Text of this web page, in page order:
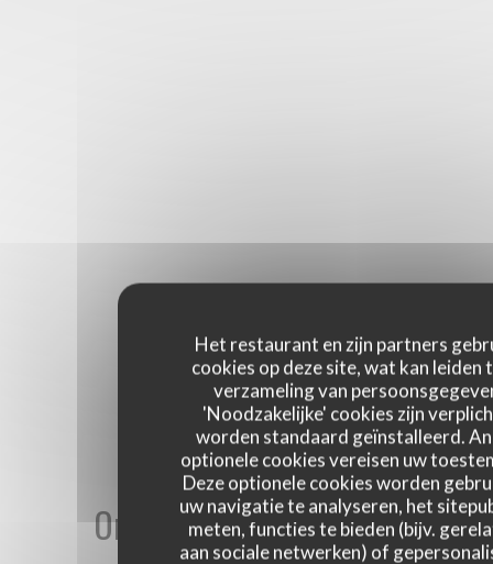
Het restaurant en zijn partners
cookies op deze site, wat kan leiden
verzameling van
'Noodzakelijke' cookies zijn
worden standaard geïnstalleerd.
optionele cookies vereisen uw
Deze optionele cookies worden
uw navigatie te analyseren, het
meten, functies te bieden (bijv.
aan sociale netwerken) of
Onze gastbeoordelingen